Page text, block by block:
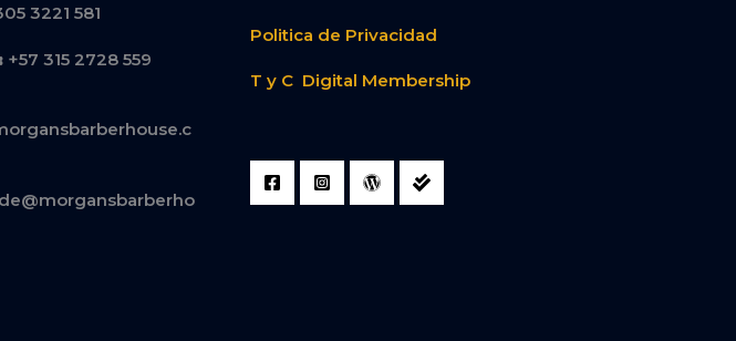
3221 581
+57 315 2728 559
Politica de Privacidad
T y C Digital Membership